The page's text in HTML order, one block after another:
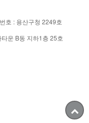
호 : 용산구청 2249호
운 B동 지하1층 25호